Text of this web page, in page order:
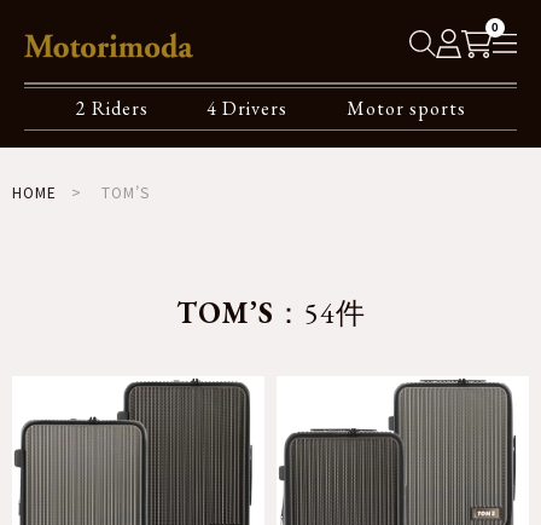
0
2 Riders 4 Drivers Motor sports
HOME TOM’S
TOM’S ：54件